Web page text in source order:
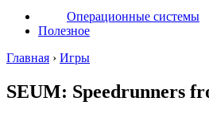
Операционные системы
Полезное
Главная › Игры
SEUM: Speedrunners